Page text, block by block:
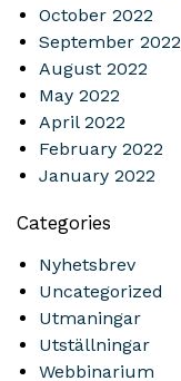
October 2022
September 2022
August 2022
May 2022
April 2022
February 2022
January 2022
Categories
Nyhetsbrev
Uncategorized
Utmaningar
Utställningar
Webbinarium